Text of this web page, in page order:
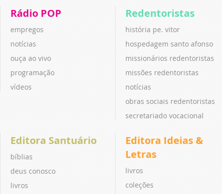
Rádio POP
empregos
notícias
ouça ao vivo
programação
vídeos
Redentoristas
história pe. vitor
hospedagem santo afonso
missionários redentoristas
missões redentoristas
notícias
obras sociais redentoristas
secretariado vocacional
Editora Santuário
bíblias
deus conosco
livros
Editora Ideias &
Letras
livros
coleções